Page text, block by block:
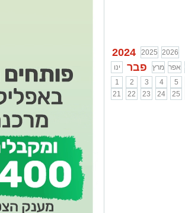
2024 2025 2026
ינו
פבר מרץ אפר
1
2 3 4 5
21 22 23 24 25